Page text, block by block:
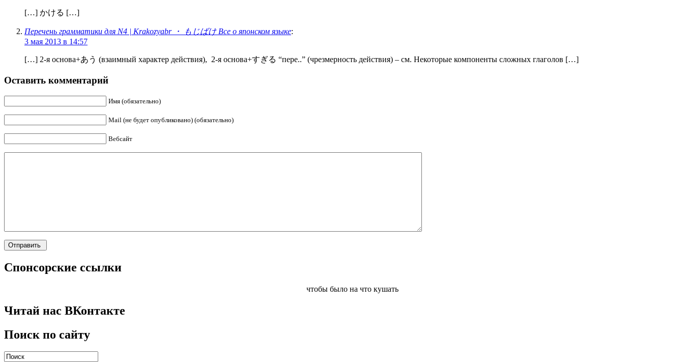
[…] かける […]
Перечень грамматики для N4 | Krakozyabr ・ もじばけ Все о японском языке:
3 мая 2013 в 14:57
[…] 2-я основа+あう (взаимный характер действия), 2-я основа+すぎる “пере..” (чрезмерность действия) – см. Некоторые компоненты сложных глаголов […]
Оставить комментарий
Имя (обязательно)
Mail (не будет опубликовано) (обязательно)
Вебсайт
Спонсорские ссылки
чтобы было на что кушать
Читай нас ВКонтакте
Поиск по сайту